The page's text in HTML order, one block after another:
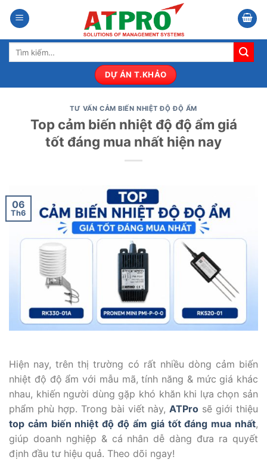
qua
nội
dung
Tìm
DỰ ÁN T.KHẢO
TƯ VẤN CẢM BIẾN NHIỆT ĐỘ ĐỘ ẨM
Top cảm biến nhiệt độ độ ẩm giá
tốt đáng mua nhất hiện nay
06
Th6
Hiện nay, trên thị trường có rất nhiều dòng cảm biến
nhiệt độ độ ẩm với mẫu mã, tính năng & mức giá khác
nhau, khiến người dùng gặp khó khăn khi lựa chọn sản
phẩm phù hợp. Trong bài viết này,ATPro sẽ giới thiệu
top cảm biến nhiệt độ độ ẩm giá tốt đáng mua nhất,
giúp doanh nghiệp & cá nhân dễ dàng đưa ra quyết
định đầu tư hiệu quả. Theo dõi ngay!